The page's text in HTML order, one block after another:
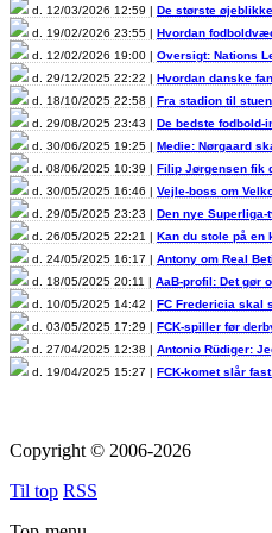
d. 12/03/2026 12:59 | De største
d. 19/02/2026 23:55 | Hvordan
d. 12/02/2026 19:00 | Oversigt: Nations
d. 29/12/2025 22:22 | Hvordan danske
d. 18/10/2025 22:58 | Fra stadion til
d. 29/08/2025 23:43 | De bedste fodbold-
d. 30/06/2025 19:25 | Medie: Nørgaard
d. 08/06/2025 10:39 | Filip Jørgensen fik
d. 30/05/2025 16:46 | Vejle-boss om
d. 29/05/2025 23:23 | Den nye
d. 26/05/2025 22:21 | Kan du stole på en
d. 24/05/2025 16:17 | Antony om Real
d. 18/05/2025 20:11 | AaB-profil: Det gør
d. 10/05/2025 14:42 | FC Fredericia skal
d. 03/05/2025 17:29 | FCK-spiller før
d. 27/04/2025 12:38 | Antonio Rüdiger:
d. 19/04/2025 15:27 | FCK-komet slår
Copyright © 2006-2026
Til top RSS